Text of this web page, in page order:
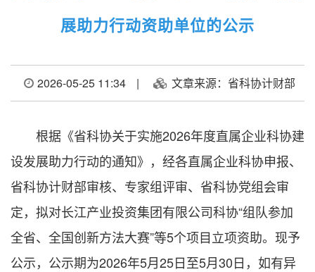
展助力行动资助单位的公示
2026-05-25 11:34 | 文章来源：省科协计财部
根据《省科协关于实施2026年度直属企业科协建
设发展助力行动的通知》，经各直属企业科协申报、
省科协计财部审核、专家组评审、省科协党组会审
定，拟对长江产业投资集团有限公司科协“组队参加
全省、全国创新方法大赛”等5个项目立项资助。现予
公示，公示期为2026年5月25日至5月30日，如有异